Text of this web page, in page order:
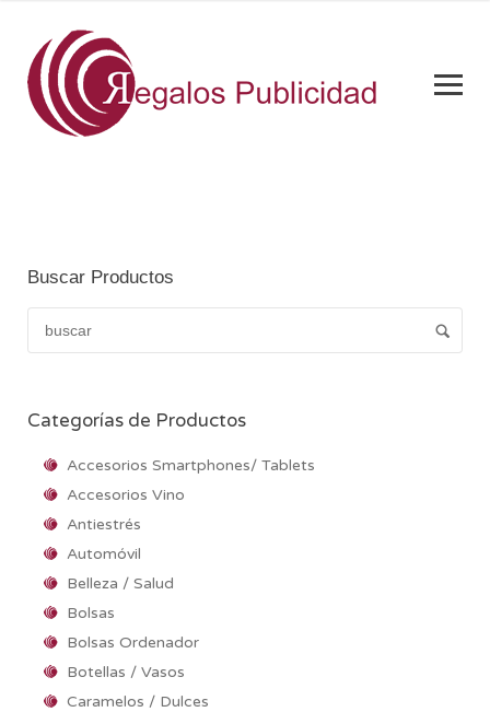
Buscar Productos
Categorías de Productos
Accesorios Smartphones/ Tablets
Accesorios Vino
Antiestrés
Automóvil
Belleza / Salud
Bolsas
Bolsas Ordenador
Botellas / Vasos
Caramelos / Dulces